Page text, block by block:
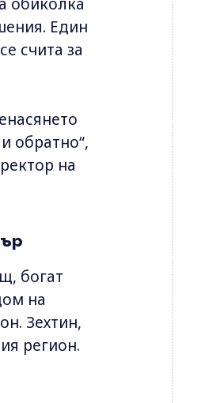
Един
счита за
обратно“,
на
богат
на
Зехтин,
регион.